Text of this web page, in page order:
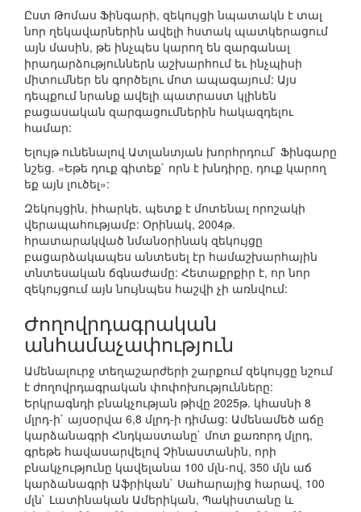
Ըստ Թոմաս Ֆինգարի, զեկույցի նպատակն է տալ
նոր ղեկավարներին ավելի հստակ պատկերացում
այն մասին, թե ինչպես կարող են զարգանալ
իրադարձություններն աշխարհում եւ ինչպիսի
միտումներ են գործելու մոտ ապագայում: Այս
դեպքում նրանք ավելի պատրաստ կլինեն
բացասական զարգացումներին հակազդելու
համար:
Ելույթ ունենալով Ատլանտյան խորհրդում` Ֆինգարը
նշեց. «Եթե դուք գիտեք` որն է խնդիրը, դուք կարող
եք այն լուծել»:
Զեկույցին, իհարկե, պետք է մոտենալ որոշակի
վերապահությամբ: Օրինակ, 2004թ.
հրատարակված նմանօրինակ զեկույցը
բացարձակապես անտեսել էր համաշխարհային
տնտեսական ճգնաժամը: Հետաքրքիր է, որ նոր
զեկույցում այն նույնպես հաշվի չի առնվում:
Ժողովրդագրական
անհամաչափություն
Ամենալուրջ տեղաշարժերի շարքում զեկույցը նշում
է ժողովրդագրական փոփոխությունները:
Երկրագնդի բնակչության թիվը 2025թ. կհասնի 8
մլրդ-ի` այսօրվա 6,8 մլրդ-ի դիմաց: Ամենամեծ աճը
կարձանագրի Հնդկաստանը` մոտ քառորդ մլրդ,
գրեթե հավասարվելով Չինաստանին, որի
բնակչությունը կավելանա 100 մլն-ով, 350 մլն աճ
կարձանագրի Աֆրիկան` Սահարայից հարավ, 100
մլն` Լատինական Ամերիկան, Պակիստանը և